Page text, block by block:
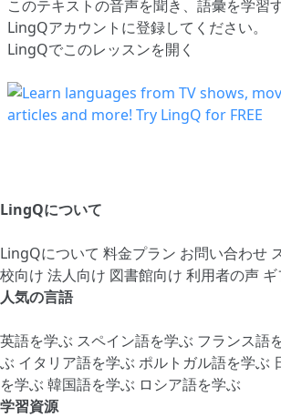
このテキストの音声を聞き、語彙を学習
LingQアカウントに登録してください。
LingQでこのレッスンを開く
LingQについて
LingQについて 料金プラン お問い合わせ
校向け 法人向け 図書館向け 利用者の声
人気の言語
英語を学ぶ スペイン語を学ぶ フランス語
ぶ イタリア語を学ぶ ポルトガル語を学ぶ
を学ぶ 韓国語を学ぶ ロシア語を学ぶ
学習資源